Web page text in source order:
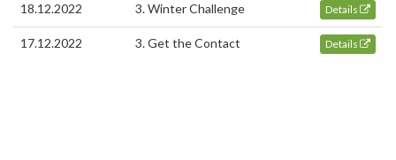
18.12.2022 3. Winter Challenge Details
17.12.2022 3. Get the Contact Details